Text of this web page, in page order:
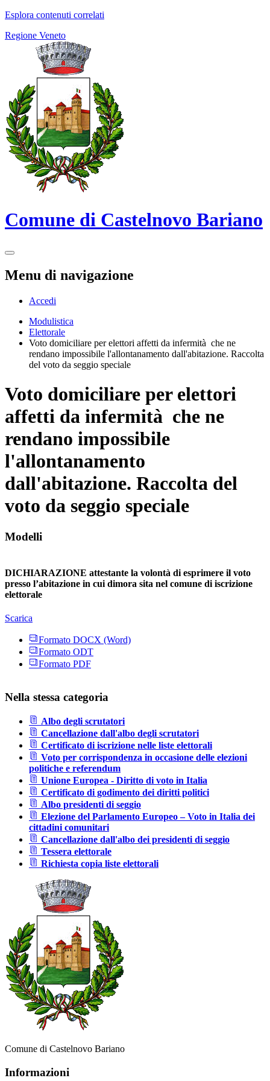
Esplora contenuti correlati
Regione Veneto
Comune di Castelnovo Bariano
Menu di navigazione
Accedi
Modulistica
Elettorale
Voto domiciliare per elettori affetti da infermità che ne
rendano impossibile l'allontanamento dall'abitazione. Raccolta
del voto da seggio speciale
Voto domiciliare per elettori
affetti da infermità che ne
rendano impossibile
l'allontanamento
dall'abitazione. Raccolta del
voto da seggio speciale
Modelli
DICHIARAZIONE attestante la volontà di esprimere il voto
presso l’abitazione in cui dimora sita nel comune di iscrizione
elettorale
Scarica
Formato DOCX (Word)
Formato ODT
Formato PDF
Nella stessa categoria
Albo degli scrutatori
Cancellazione dall'albo degli scrutatori
Certificato di iscrizione nelle liste elettorali
Voto per corrispondenza in occasione delle elezioni
politiche e referendum
Unione Europea - Diritto di voto in Italia
Certificato di godimento dei diritti politici
Albo presidenti di seggio
Elezione del Parlamento Europeo – Voto in Italia dei
cittadini comunitari
Cancellazione dall'albo dei presidenti di seggio
Tessera elettorale
Richiesta copia liste elettorali
Comune di Castelnovo Bariano
Informazioni